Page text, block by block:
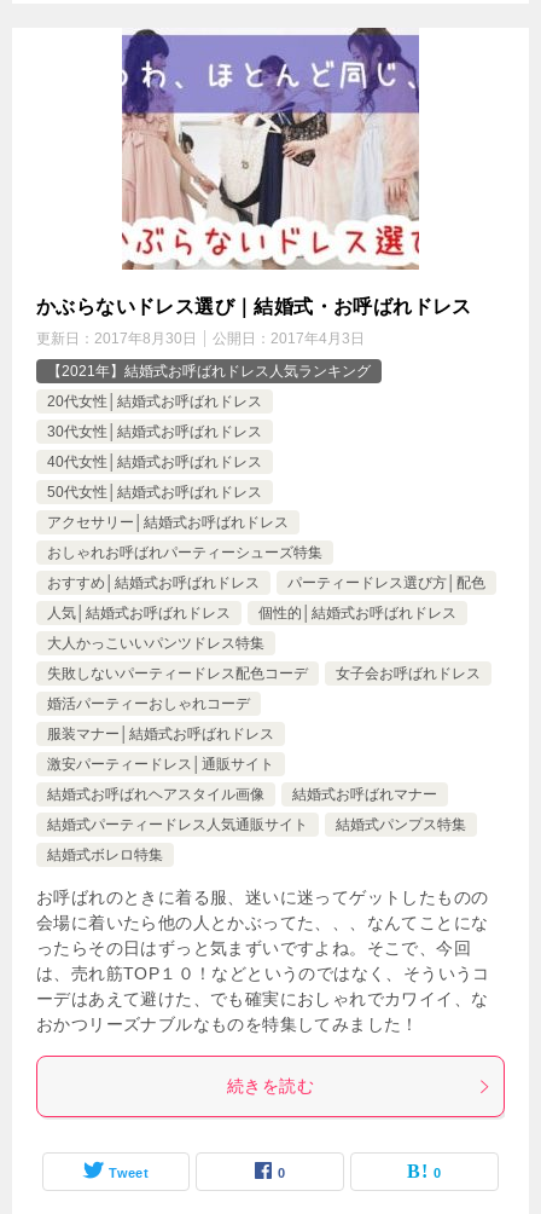
かぶらないドレス選び｜結婚式・お呼ばれドレス
更新日： 2017年8月30日 公開日： 2017年4月3日
【2021年】結婚式お呼ばれドレス人気ランキング
20代女性│結婚式お呼ばれドレス
30代女性│結婚式お呼ばれドレス
40代女性│結婚式お呼ばれドレス
50代女性│結婚式お呼ばれドレス
アクセサリー│結婚式お呼ばれドレス
おしゃれお呼ばれパーティーシューズ特集
おすすめ│結婚式お呼ばれドレス
パーティードレス選び方│配色
人気│結婚式お呼ばれドレス
個性的│結婚式お呼ばれドレス
大人かっこいいパンツドレス特集
失敗しないパーティードレス配色コーデ
女子会お呼ばれドレス
婚活パーティーおしゃれコーデ
服装マナー│結婚式お呼ばれドレス
激安パーティードレス│通販サイト
結婚式お呼ばれヘアスタイル画像
結婚式お呼ばれマナー
結婚式パーティードレス人気通販サイト
結婚式パンプス特集
結婚式ボレロ特集
お呼ばれのときに着る服、迷いに迷ってゲットしたものの
会場に着いたら他の人とかぶってた、、、なんてことにな
ったらその日はずっと気まずいですよね。そこで、今回
は、売れ筋TOP１０！などというのではなく、そういうコ
ーデはあえて避けた、でも確実におしゃれでカワイイ、な
おかつリーズナブルなものを特集してみました！
続きを読む
Tweet 0 0